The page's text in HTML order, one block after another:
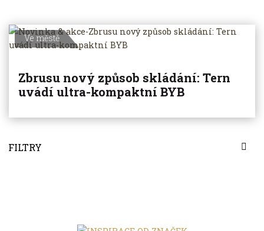
FILTRY
Ve městě
Zbrusu nový způsob skládání: Tern
uvádí ultra-kompaktní BYB